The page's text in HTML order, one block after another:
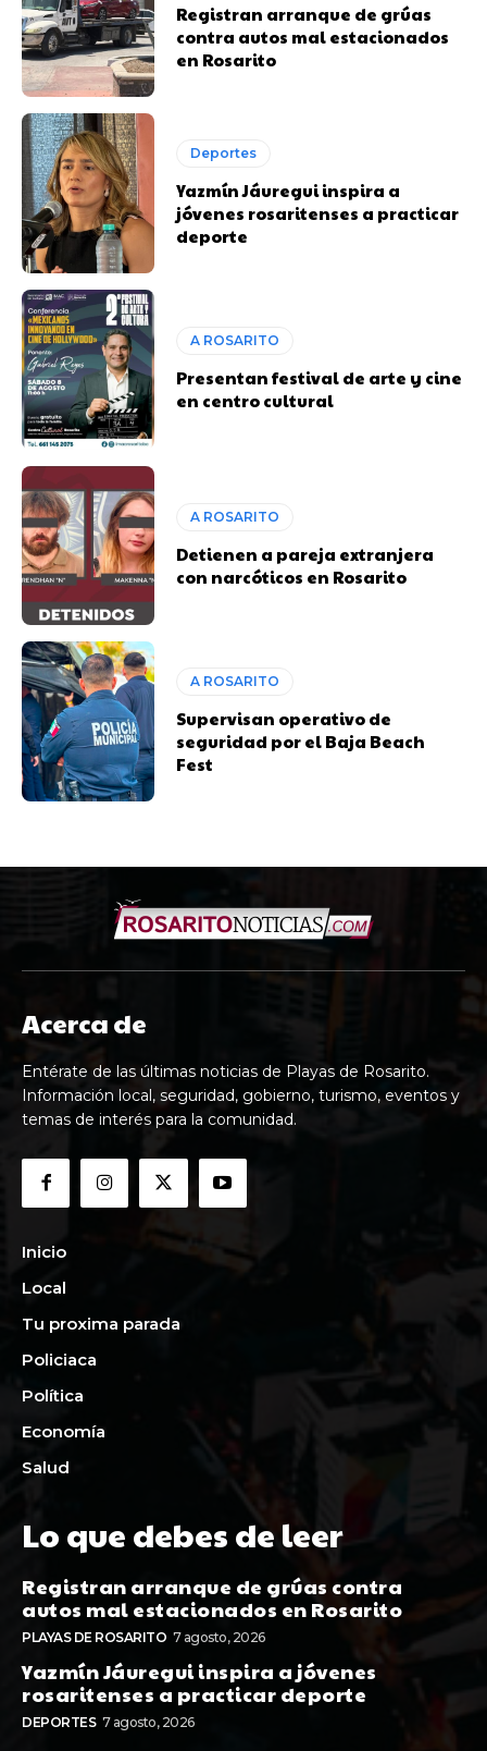
Registran arranque de grúas
contra autos mal estacionados
en Rosarito
Deportes
Yazmín Jáuregui inspira a
jóvenes rosaritenses a practicar
deporte
A ROSARITO
Presentan festival de arte y cine
en centro cultural
A ROSARITO
Detienen a pareja extranjera
con narcóticos en Rosarito
A ROSARITO
Supervisan operativo de
seguridad por el Baja Beach
Fest
Acerca de
Entérate de las últimas noticias de Playas de Rosarito.
Información local, seguridad, gobierno, turismo, eventos y
temas de interés para la comunidad.
Inicio
Local
Tu proxima parada
Policiaca
Política
Economía
Salud
Lo que debes de leer
Registran arranque de grúas contra
autos mal estacionados en Rosarito
PLAYAS DE ROSARITO 7 agosto, 2026
Yazmín Jáuregui inspira a jóvenes
rosaritenses a practicar deporte
DEPORTES 7 agosto, 2026